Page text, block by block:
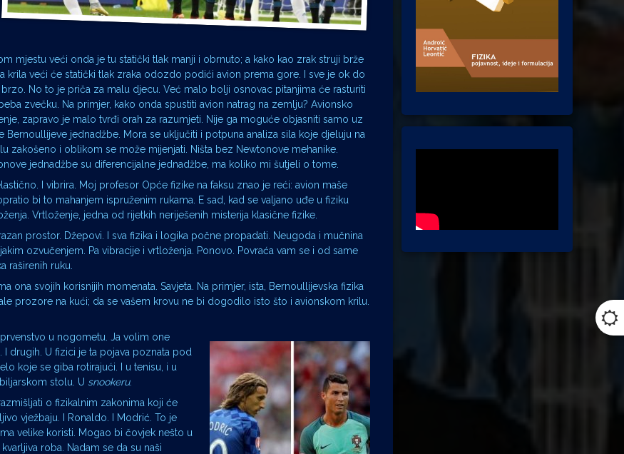
mjestu veći onda je tu statički tlak manji i obrnuto; a kako kao zrak struji brže
krila veći će statički tlak zraka odozdo podići avion prema gore. I sve je ok do
No to je priča za malu djecu. Već malo bolji osnovac pitanjima će rasturiti
zvečku. Na primjer, kako onda spustiti avion natrag na zemlju? Avionsko
zapravo je malo tvrđi orah za razumjeti. Nije ga moguće objasniti samo uz
Bernoullijeve jednadžbe. Mora se uključiti i potpuna analiza sila koje djeluju na
zakošeno i oblikom se može mijenjati. Ništa bez Newtonove mehanike.
jednadžbe su diferencijalne jednadžbe, ma koliko mi šutjeli o tome.
I vibrira. Moj profesor Opće fizike na faksu znao je reći: avion maše
bi to mahanjem ispruženim rukama. E sad, kad se valjano uđe u fiziku
Vrtloženje, jedna od rijetkih neriješenih misterija klasične fizike.
prostor. Džepovi. I sva fizika i logika počne propadati. Neugoda i mučnina
ozvučenjem. Pa vibracije i vrtloženja. Ponovo. Povraća vam se i od same
raširenih ruku.
ona svojih korisnijih momenata. Savjeta. Na primjer, ista, Bernoullijevska fizika
prozore na kući; da se vašem krovu ne bi dogodilo isto što i avionskom krilu.
u nogometu. Ja volim one
drugih. U fizici je ta pojava poznata pod
koje se giba rotirajući. I u tenisu, i u
stolu. U snookeru.
o fizikalnim zakonima koji će
vježbaju. I Ronaldo. I Modrić. To je
velike koristi. Mogao bi čovjek nešto u
roba. Nadam se da su naši